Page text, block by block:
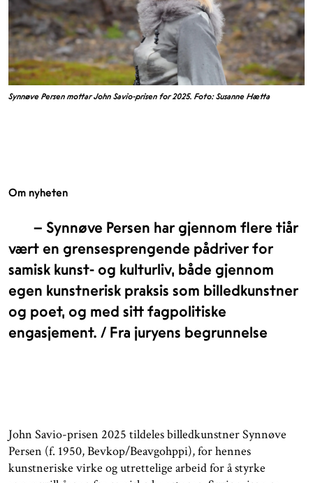
Synnøve Persen mottar John Savio-prisen for 2025. Foto: Susanne Hætta
Om nyheten
– Synnøve Persen har gjennom flere tiår
vært en grensesprengende pådriver for
samisk kunst- og kulturliv, både gjennom
egen kunstnerisk praksis som billedkunstner
og poet, og med sitt fagpolitiske
engasjement. / Fra juryens begrunnelse
John Savio-prisen 2025 tildeles billedkunstner Synnøve
Persen (f. 1950, Bevkop/Beavgohppi), for hennes
kunstneriske virke og utrettelige arbeid for å styrke